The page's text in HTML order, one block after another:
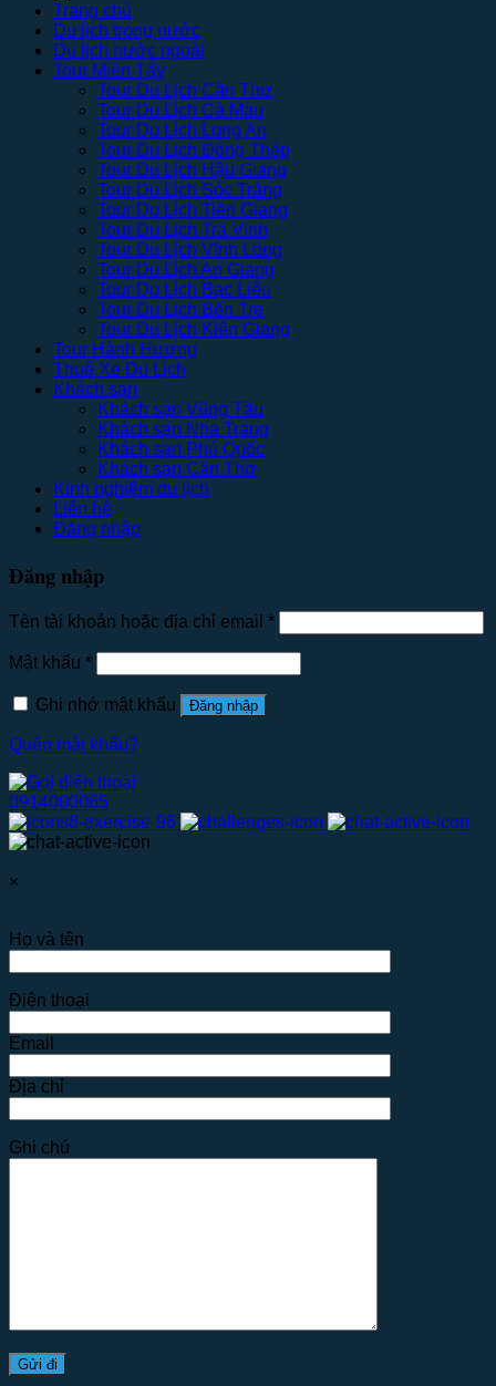
Trang chủ
Du lịch trong nước
Du lịch nước ngoài
Tour Miền Tây
Tour Du Lịch Cần Thơ
Tour Du Lịch Cà Mau
Tour Du Lịch Long An
Tour Du Lịch Đồng Tháp
Tour Du Lịch Hậu Giang
Tour Du Lịch Sóc Trăng
Tour Du Lịch Tiền Giang
Tour Du Lịch Trà Vinh
Tour Du Lịch Vĩnh Long
Tour Du Lịch An Giang
Tour Du Lịch Bạc Liêu
Tour Du Lịch Bến Tre
Tour Du Lịch Kiên Giang
Tour Hành Hương
Thuê Xe Du Lịch
Khách sạn
Khách sạn Vũng Tàu
Khách sạn Nha Trang
Khách sạn Phú Quốc
Khách sạn Cần Thơ
Kinh nghiệm du lịch
Liên hệ
Đăng nhập
Đăng nhập
Tên tài khoản hoặc địa chỉ email *
Mật khẩu *
Ghi nhớ mật khẩu Đăng nhập
Quên mật khẩu?
0914000065
×
Họ và tên
Điện thoại
Email
Địa chỉ
Ghi chú